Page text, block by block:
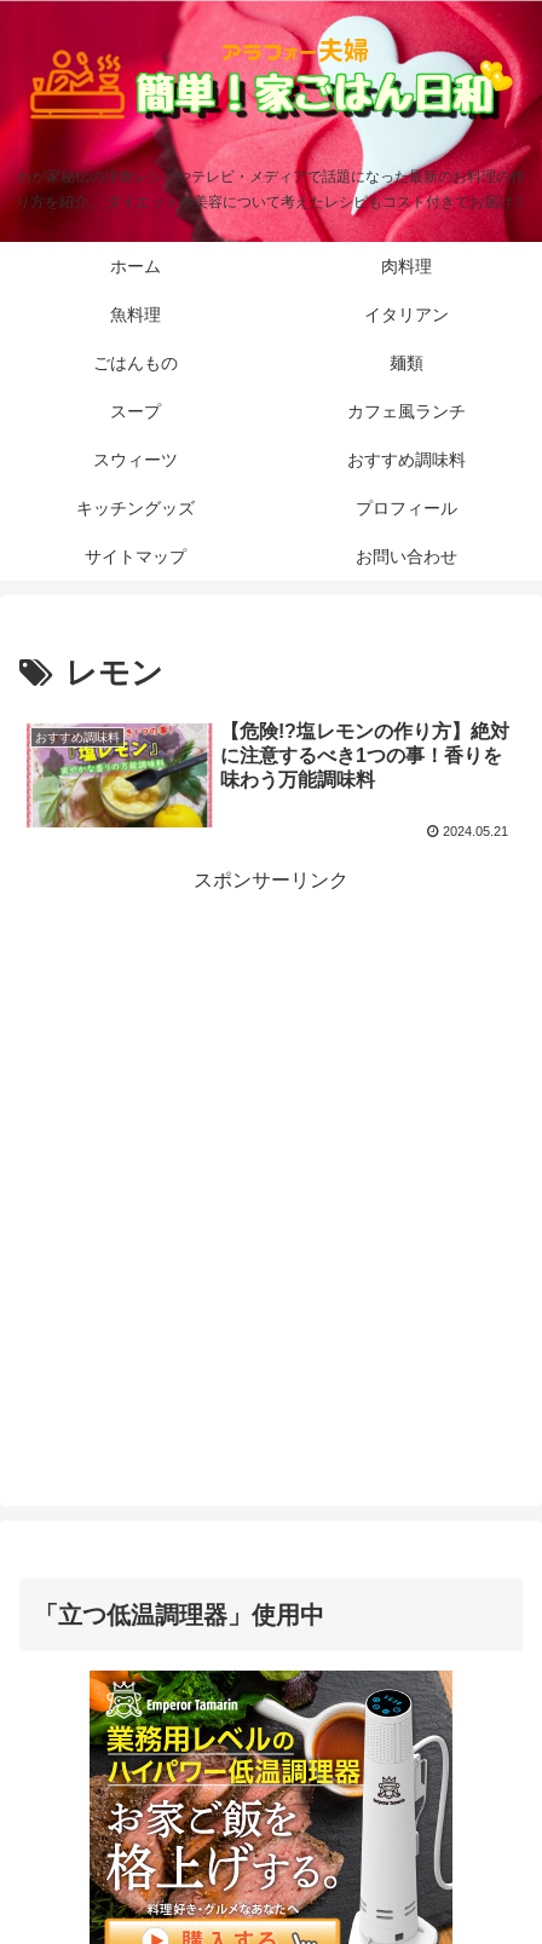
わが家秘伝の洋食レシピやテレビ・メディアで話題になった最新のお料理の作
り方を紹介。 ダイエットや美容について考えたレシピもコスト付きでお届け！
ホーム 肉料理
魚料理 イタリアン
ごはんもの 麺類
スープ カフェ風ランチ
スウィーツ おすすめ調味料
キッチングッズ プロフィール
サイトマップ お問い合わせ
レモン
おすすめ調味料
【危険!?塩レモンの作り方】絶対
に注意するべき1つの事！香りを
味わう万能調味料
2024.05.21
スポンサーリンク
「立つ低温調理器」使用中